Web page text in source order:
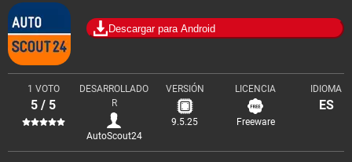
Descargar para Android
1 VOTO
5 / 5
DESARROLLADO
R
AutoScout24
VERSIÓN
9.5.25
LICENCIA
Freeware
IDIOMA
ES